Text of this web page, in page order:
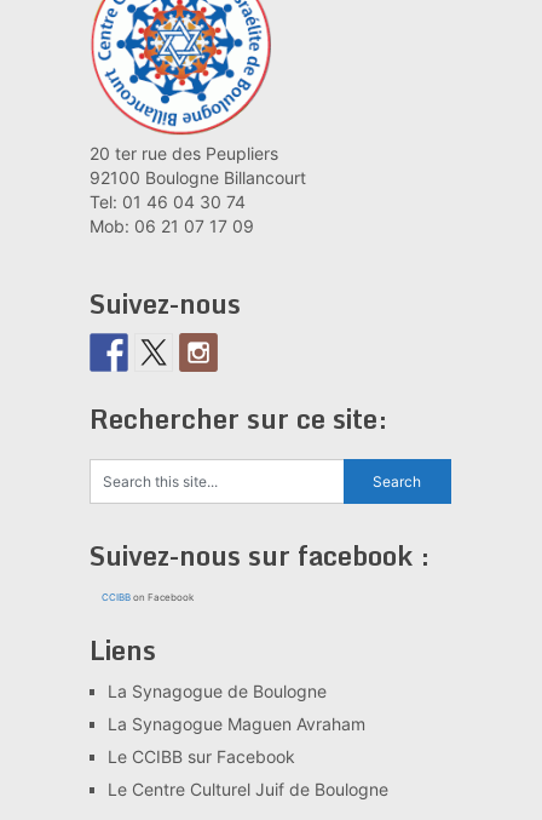
20 ter rue des Peupliers
92100 Boulogne Billancourt
Tel: 01 46 04 30 74
Mob: 06 21 07 17 09
Suivez-nous
Rechercher sur ce site:
Suivez-nous sur facebook :
CCIBBon Facebook
Liens
La Synagogue de Boulogne
La Synagogue Maguen Avraham
Le CCIBB sur Facebook
Le Centre Culturel Juif de Boulogne